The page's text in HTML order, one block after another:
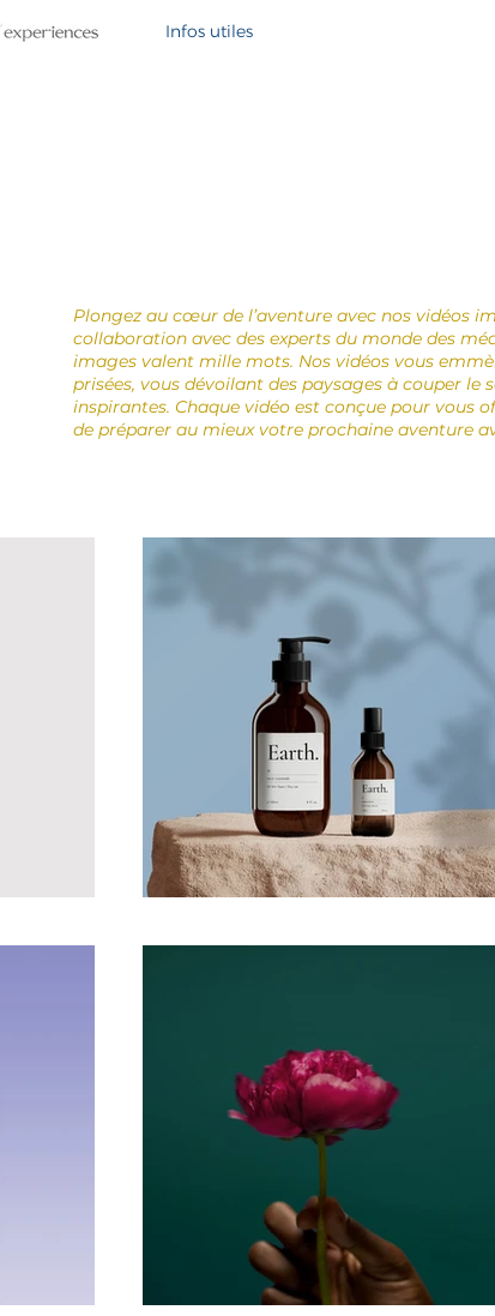
Infos utiles
Plongez au cœur de l’aventure avec nos vidéos
collaboration avec des experts du monde des
images valent mille mots. Nos vidéos vous
prisées, vous dévoilant des paysages à couper
inspirantes. Chaque vidéo est conçue pour
de préparer au mieux votre prochaine aventure